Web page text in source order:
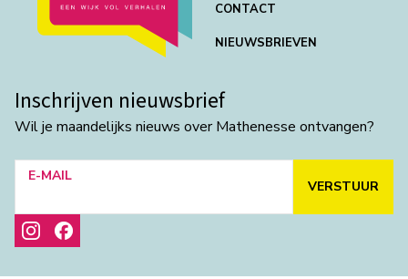
CONTACT
NIEUWSBRIEVEN
Inschrijven nieuwsbrief
Wil je maandelijks nieuws over Mathenesse ontvangen?
E-MAIL
VERSTUUR